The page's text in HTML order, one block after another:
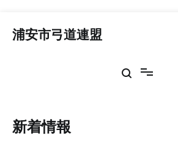
浦安市弓道連盟
新着情報